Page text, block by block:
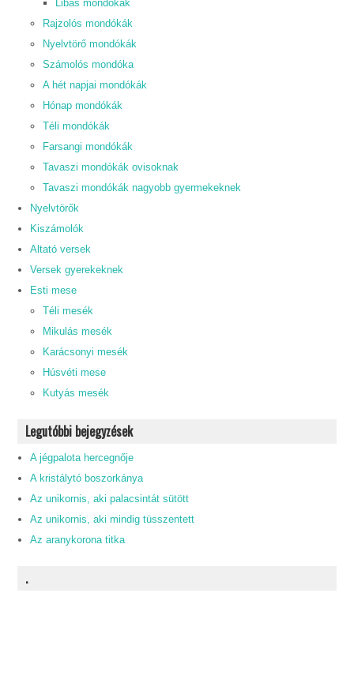
Libás mondókák
Rajzolós mondókák
Nyelvtörő mondókák
Számolós mondóka
A hét napjai mondókák
Hónap mondókák
Téli mondókák
Farsangi mondókák
Tavaszi mondókák ovisoknak
Tavaszi mondókák nagyobb gyermekeknek
Nyelvtörők
Kiszámolók
Altató versek
Versek gyerekeknek
Esti mese
Téli mesék
Mikulás mesék
Karácsonyi mesék
Húsvéti mese
Kutyás mesék
Legutóbbi bejegyzések
A jégpalota hercegnője
A kristálytó boszorkánya
Az unikornis, aki palacsintát sütött
Az unikornis, aki mindig tüsszentett
Az aranykorona titka
.